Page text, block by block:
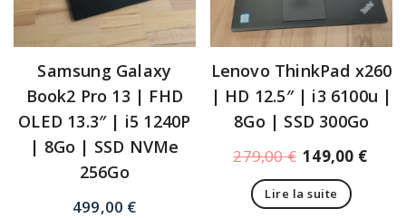
Samsung Galaxy
Book2 Pro 13 | FHD
OLED 13.3″ | i5 1240P
| 8Go | SSD NVMe
256Go
499,00 €
Lenovo ThinkPad x260
| HD 12.5″ | i3 6100u |
8Go | SSD 300Go
279,00€ 149,00 €
Lire la suite